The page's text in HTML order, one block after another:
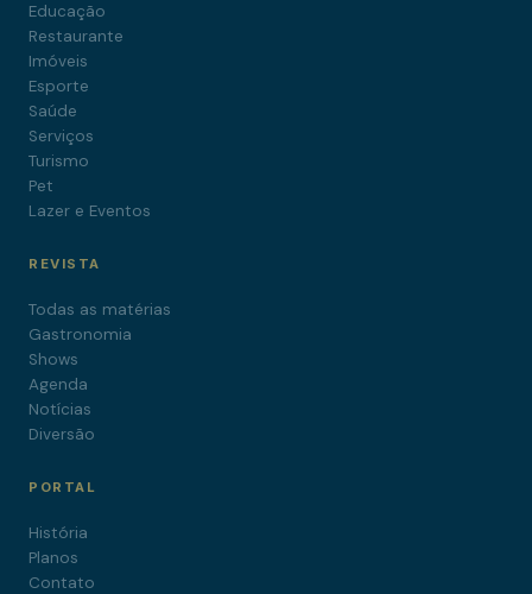
Educação
Restaurante
Imóveis
Esporte
Saúde
Serviços
Turismo
Pet
Lazer e Eventos
REVISTA
Todas as matérias
Gastronomia
Shows
Agenda
Notícias
Diversão
PORTAL
História
Planos
Contato